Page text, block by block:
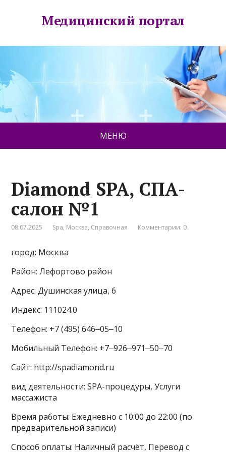
Медицинский портал
МЕНЮ
Diamond SPA, СПА-
салон №1
08.07.2025 Spa, Москва, Справочная Комментарии: 0
город: Москва
Район: Лефортово район
Адрес: Душинская улица, 6
Индекс: 111024.0
Телефон: +7 (495) 646‒05‒10
Мобильный Телефон: +7‒926‒971‒50‒70
Сайт: http://spadiamond.ru
вид деятельности: SPA-процедуры, Услуги
массажиста
Время работы: Ежедневно с 10:00 до 22:00 (по
предварительной записи)
Способ оплаты: Наличный расчёт, Перевод с